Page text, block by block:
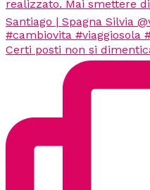
Certi posti non si